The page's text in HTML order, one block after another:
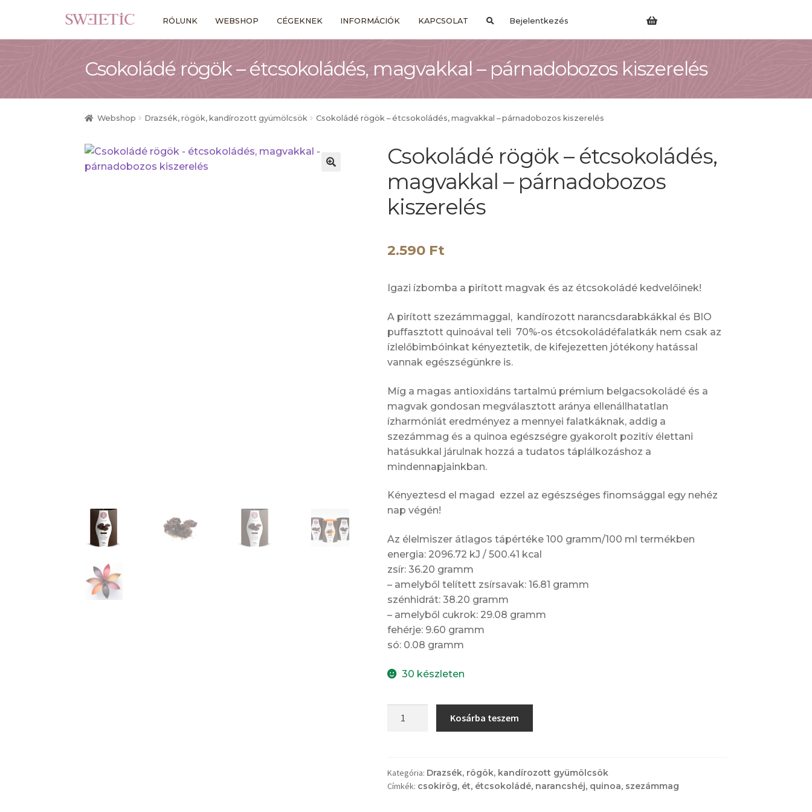
a
navigációhoz
a
tartalomba
RÓLUNK WEBSHOP CÉGEKNEK INFORMÁCIÓK KAPCSOLAT Bejelentkezés
Csokoládé rögök – étcsokoládés, magvakkal – párnadobozos kiszerelés
Webshop Drazsék, rögök, kandírozott gyümölcsök Csokoládé rögök – étcsokoládés, magvakkal – párnadobozos kiszerelés
Csokoládé rögök – étcsokoládés,
magvakkal – párnadobozos
kiszerelés
2.590 Ft
Igazi ízbomba a pirított magvak és az étcsokoládé kedvelőinek!
A pirított szezámmaggal, kandírozott narancsdarabkákkal és BIO
puffasztott quinoával teli 70%-os étcsokoládéfalatkák nem csak az
ízlelőbimbóinkat kényeztetik, de kifejezetten jótékony hatással
vannak egészségünkre is.
Míg a magas antioxidáns tartalmú prémium belgacsokoládé és a
magvak gondosan megválasztott aránya ellenállhatatlan
ízharmóniát eredményez a mennyei falatkáknak, addig a
szezámmag és a quinoa egészségre gyakorolt pozitív élettani
hatásukkal járulnak hozzá a tudatos táplálkozáshoz a
mindennapjainkban.
Kényeztesd el magad ezzel az egészséges finomsággal egy nehéz
nap végén!
Az élelmiszer átlagos tápértéke 100 gramm/100 ml termékben
energia: 2096.72 kJ / 500.41 kcal
zsír: 36.20 gramm
– amelyből telített zsírsavak: 16.81 gramm
szénhidrát: 38.20 gramm
– amelyből cukrok: 29.08 gramm
fehérje: 9.60 gramm
só: 0.08 gramm
30 készleten
magvakkal
-
Kosárba teszem
Kategória: Drazsék, rögök, kandírozott gyümölcsök
Címkék: csokirög, ét, étcsokoládé, narancshéj, quinoa, szezámmag